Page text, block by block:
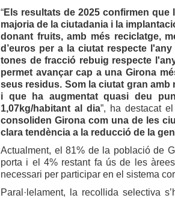
“Els resultats de 2025 confirmen
majoria de la ciutadania i la
donant fruits, amb més reciclatge,
d’euros per a la ciutat respecte
tones de fracció rebuig respecte
permet avançar cap a una Girona
seus residus. Som la ciutat gran
i que ha augmentat quasi deu
1,07kg/habitant al dia”, ha destacat
consoliden Girona com una de les
clara tendència a la reducció de la
Actualment, el 81% de la població de
porta i el 4% restant fa ús de les
necessari per participar en el sistema
Paral·lelament, la recollida selectiva